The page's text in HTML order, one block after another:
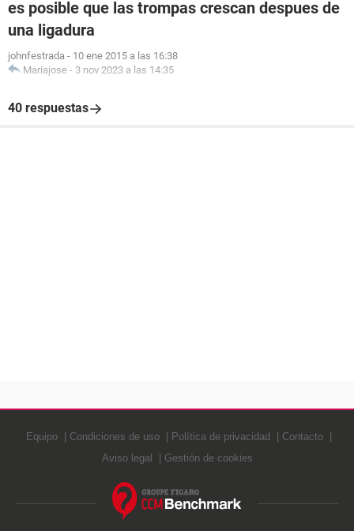
es posible que las trompas crescan despues de
una ligadura
johnfestrada - 10 ene 2015 a las 16:38
Mariajose - 3 nov 2023 a las 14:35
40 respuestas
Equipo Condiciones de uso Política de privacidad
Contacto
Aviso legal
Gestión de cookies